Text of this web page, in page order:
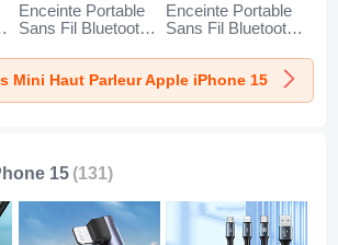
Enceinte Portable
Sans Fil Bluetooth
pour Apple iPhone
15 Noir
Enceinte Portable
Sans Fil Bluetooth
pour Apple iPhone
15 Bleu
Mini Haut Parleur Apple iPhone 15
15 (131)